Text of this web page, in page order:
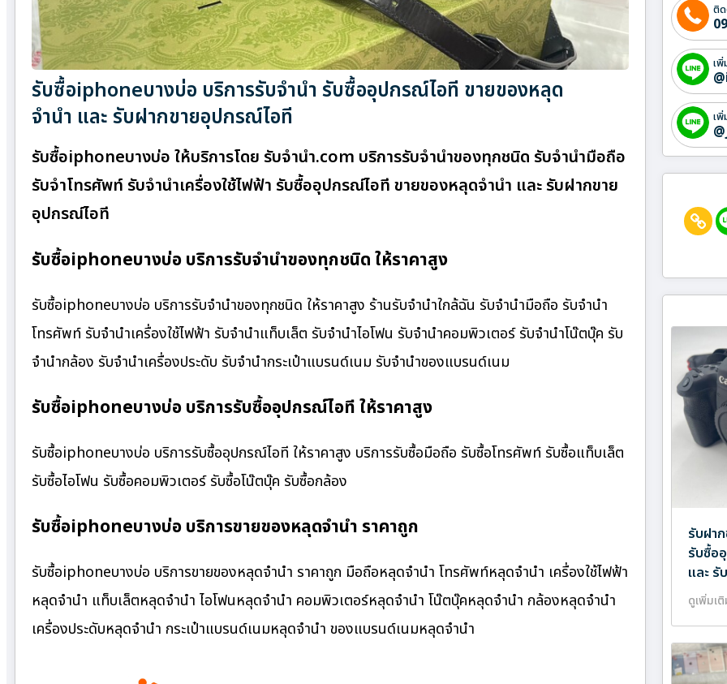
รับซื้อiphoneบางบ่อ บริการรับจำนำ รับซื้ออุปกรณ์ไอที ขายของหลุด
จำนำ และ รับฝากขายอุปกรณ์ไอที
รับซื้อiphoneบางบ่อ ให้บริการโดย รับจํานํา.com บริการรับจำนำของทุกชนิด รับจำนำมือถือ
รับจำโทรศัพท์ รับจำนำเครื่องใช้ไฟฟ้า รับซื้ออุปกรณ์ไอที ขายของหลุดจำนำ และ รับฝากขาย
อุปกรณ์ไอที
รับซื้อiphoneบางบ่อ บริการรับจำนำของทุกชนิด ให้ราคาสูง
รับซื้อiphoneบางบ่อ บริการรับจำนำของทุกชนิด ให้ราคาสูง ร้านรับจํานําใกล้ฉัน รับจำนำมือถือ รับจำนำ
โทรศัพท์ รับจำนำเครื่องใช้ไฟฟ้า รับจำนำแท็บเล็ต รับจำนำไอโฟน รับจำนำคอมพิวเตอร์ รับจำนำโน๊ตบุ๊ค รับ
จำนำกล้อง รับจำนำเครื่องประดับ รับจำนำกระเป๋าแบรนด์เนม รับจำนำของแบรนด์เนม
รับซื้อiphoneบางบ่อ บริการรับซื้ออุปกรณ์ไอที ให้ราคาสูง
รับซื้อiphoneบางบ่อ บริการรับซื้ออุปกรณ์ไอที ให้ราคาสูง บริการรับซื้อมือถือ รับซื้อโทรศัพท์ รับซื้อแท็บเล็ต
รับซื้อไอโฟน รับซื้อคอมพิวเตอร์ รับซื้อโน๊ตบุ๊ค รับซื้อกล้อง
รับซื้อiphoneบางบ่อ บริการขายของหลุดจำนำ ราคาถูก
รับซื้อiphoneบางบ่อ บริการขายของหลุดจำนำ ราคาถูก มือถือหลุดจำนำ โทรศัพท์หลุดจำนำ เครื่องใช้ไฟฟ้า
หลุดจำนำ แท็บเล็ตหลุดจำนำ ไอโฟนหลุดจำนำ คอมพิวเตอร์หลุดจำนำ โน๊ตบุ๊คหลุดจำนำ กล้องหลุดจำนำ
เครื่องประดับหลุดจำนำ กระเป๋าแบรนด์เนมหลุดจำนำ ของแบรนด์เนมหลุดจำนำ
ติ
เ
เ
รับฝา
รับซื้อ
และ รั
ดูเพิ่มเ